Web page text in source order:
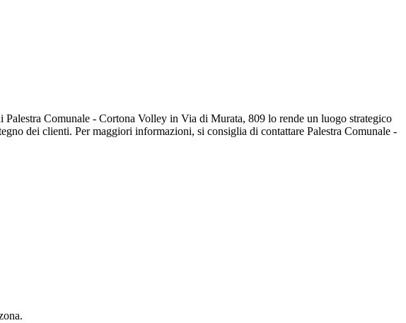
Comunale - Cortona Volley in Via di Murata, 809 lo rende un luogo strategico
dei clienti. Per maggiori informazioni, si consiglia di contattare Palestra Comunale -